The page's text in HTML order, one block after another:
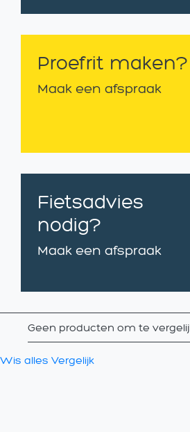
Proefrit maken?
Maak een afspraak
Fietsadvies
nodig?
Maak een afspraak
Geen producten om te
Wis alles Vergelijk